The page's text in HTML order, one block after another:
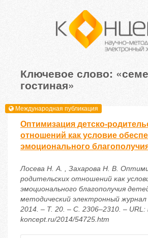
Ключевое слово:
гостиная»
Международная публикация
Оптимизация детско-
отношений как условие
эмоционального
Лосева Н. А. , Захарова Н. В.
родительских отношений как
эмоционального благополучия
методический электронный
2014. – Т. 20. – С. 2306–2310. – URL:
koncept.ru/2014/54725.htm